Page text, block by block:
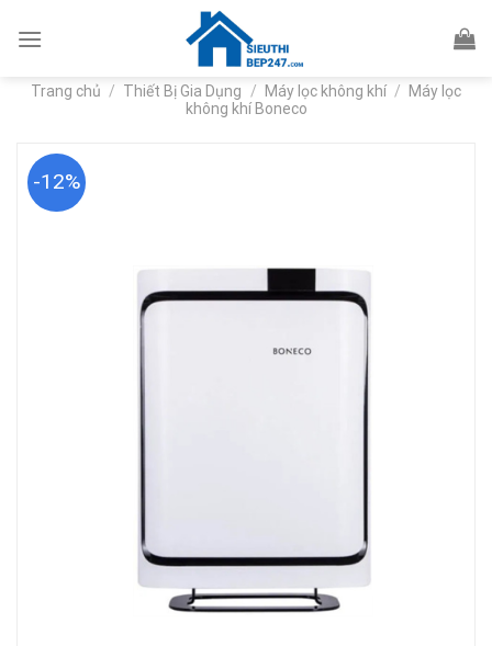
Trang chủ / Thiết Bị Gia Dụng / Máy lọc không khí /
Máy lọc
không khí Boneco
-12%